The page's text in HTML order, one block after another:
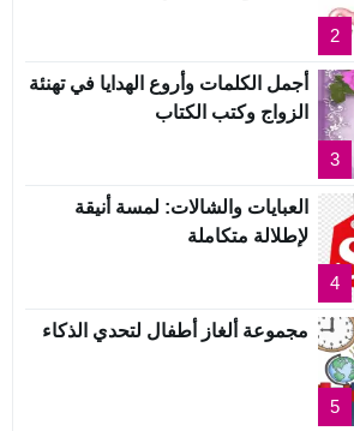
2
3
أجمل الكلمات وأروع الهدايا في تهنئة
الزواج وكتب الكتاب
4
العبايات والشالات: لمسة أنيقة
لإطلالة متكاملة
5
مجموعة ألغاز أطفال لتحدي الذكاء